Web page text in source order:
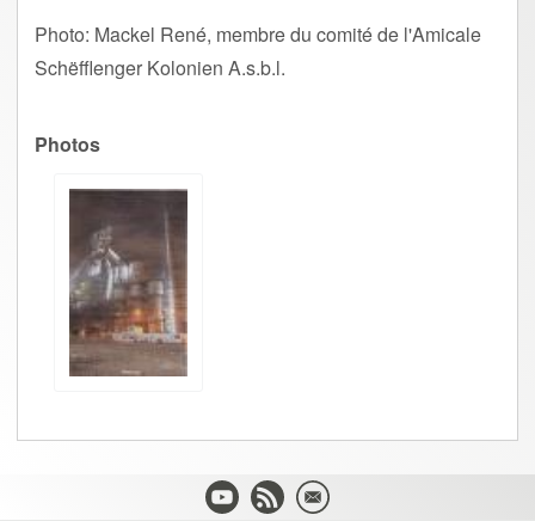
Photo: Mackel René, membre du comité de l'Amicale
Schëfflenger Kolonien A.s.b.l.
Photos